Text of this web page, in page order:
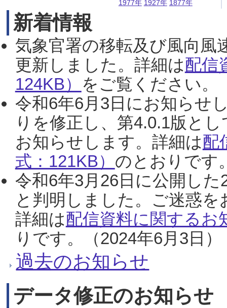
1977年 1927年 1877年
新着情報
気象官署の移転及び風向風
更新しました。詳細は配信
124KB） をご覧ください。
令和6年6月3日にお知らせ
りを修正し、第4.0.1版と
お知らせします。詳細は配
式：121KB） のとおりです
令和6年3月26日に公開し
と判明しました。ご迷惑
詳細は配信資料に関するお
りです。（2024年6月3日）
過去のお知らせ
データ修正のお知らせ